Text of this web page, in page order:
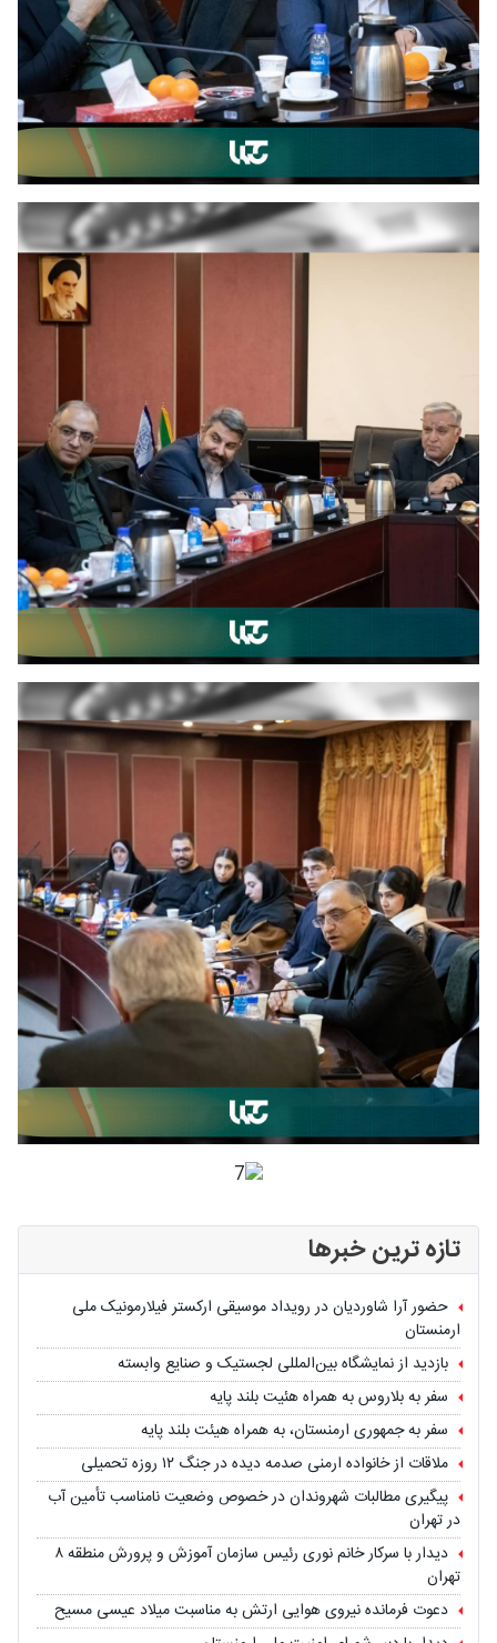
تازه ترین خبرها
حضور آرا شاوردیان در رویداد موسیقی ارکستر فیلارمونیک ملی
ارمنستان
بازدید از نمایشگاه بین‌المللی لجستیک و صنایع وابسته
سفر به بلاروس به همراه هئیت بلند پایه
سفر به جمهوری ارمنستان، به همراه هیئت بلند پایه
ملاقات از خانواده ارمنی صدمه دیده در جنگ ۱۲ روزه تحمیلی
پیگیری مطالبات شهروندان در خصوص وضعیت نامناسب تأمین آب
در تهران
دیدار با سرکار خانم نوری رئیس سازمان آموزش و پرورش منطقه ۸
تهران
دعوت فرمانده نیروی هوایی ارتش به مناسبت میلاد عیسی مسیح